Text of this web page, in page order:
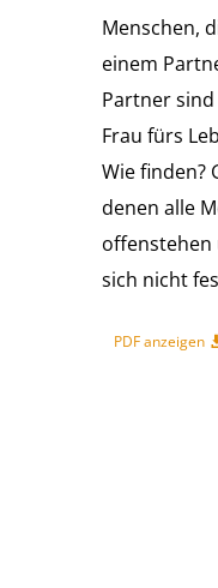
Menschen,
einem
Partner
Frau fürs
Wie finden?
denen alle
offenstehen
sich nicht
PDF anzeigen